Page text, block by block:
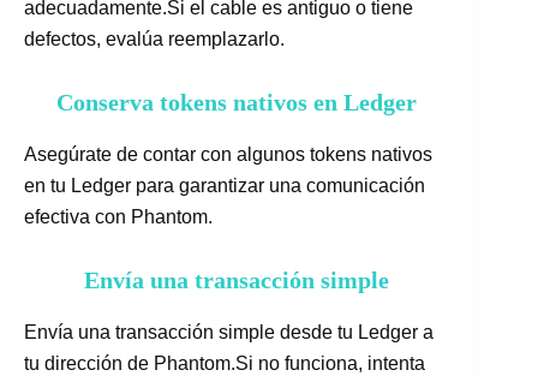
adecuadamente.Si el cable es antiguo o tiene
defectos, evalúa reemplazarlo.
Conserva tokens nativos en Ledger
Asegúrate de contar con algunos tokens nativos
en tu Ledger para garantizar una comunicación
efectiva con Phantom.
Envía una transacción simple
Envía una transacción simple desde tu Ledger a
tu dirección de Phantom.Si no funciona, intenta